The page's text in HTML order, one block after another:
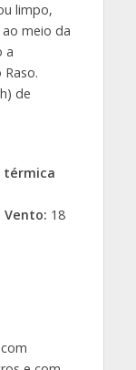
limpo,
meio da
a
de
térmica
Vento: 18